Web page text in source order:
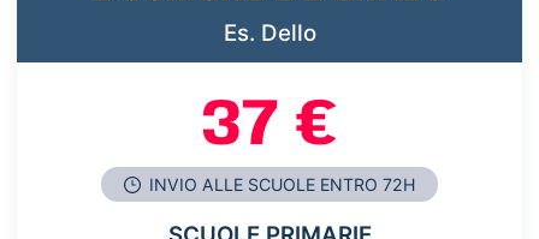
Es. Dello
37 €
INVIO ALLE SCUOLE ENTRO 72H